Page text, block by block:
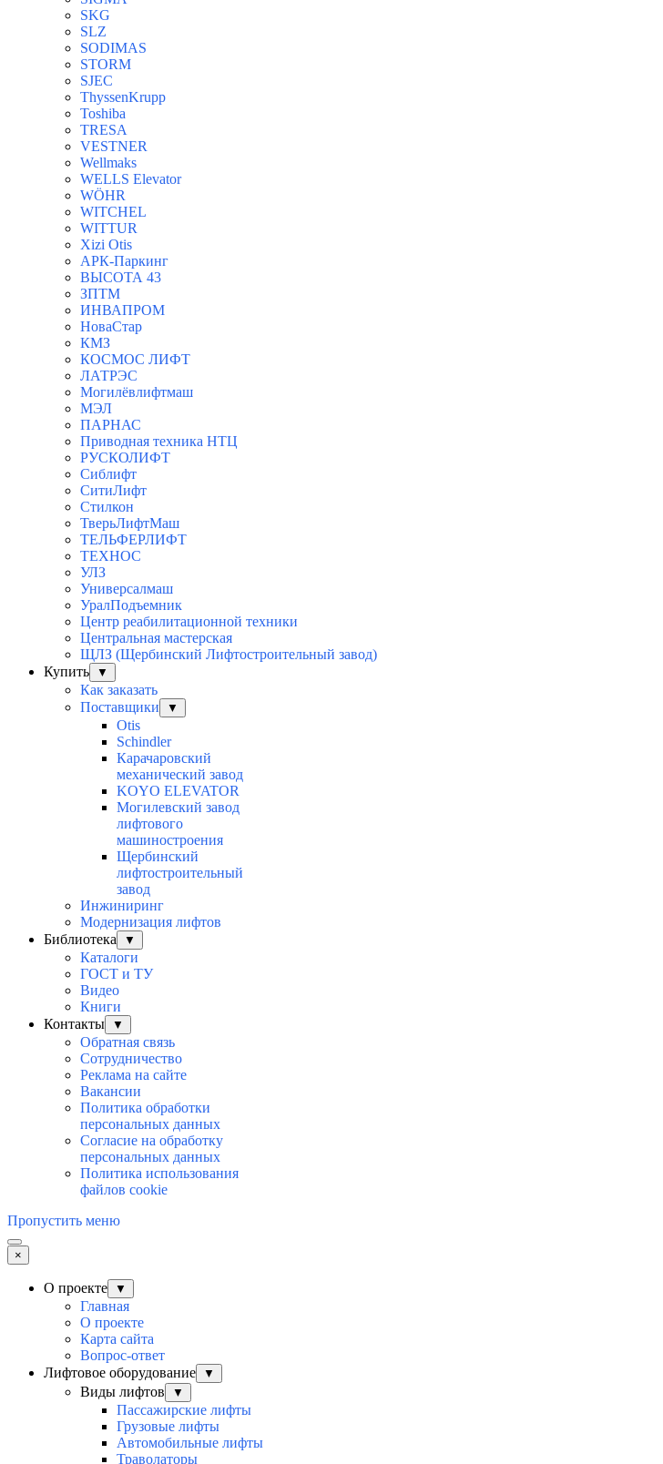
SKG
SLZ
SODIMAS
STORM
SJEC
ThyssenKrupp
Toshiba
TRESA
VESTNER
Wellmaks
WELLS Elevator
WÖHR
WITCHEL
WITTUR
Xizi Otis
АРК-Паркинг
ВЫСОТА 43
ЗПТМ
ИНВАПРОМ
НоваСтар
КМЗ
КОСМОС ЛИФТ
ЛАТРЭС
Могилёвлифтмаш
МЭЛ
ПАРНАС
Приводная техника НТЦ
РУСКОЛИФТ
Сиблифт
СитиЛифт
Стилкон
ТверьЛифтМаш
ТЕЛЬФЕРЛИФТ
ТЕХНОС
УЛЗ
Универсалмаш
УралПодъемник
Центр реабилитационной техники
Центральная мастерская
ЩЛЗ (Щербинский Лифтостроительный завод)
Купить
▼
Как заказать
Поставщики
▼
Otis
Schindler
Карачаровский
механический завод
KOYO ELEVATOR
Могилевский завод
лифтового
машиностроения
Щербинский
лифтостроительный
завод
Инжиниринг
Модернизация лифтов
Библиотека
▼
Каталоги
ГОСТ и ТУ
Видео
Книги
Контакты
▼
Обратная связь
Сотрудничество
Реклама на сайте
Вакансии
Политика обработки
персональных данных
Согласие на обработку
персональных данных
Политика использования
файлов cookie
Пропустить меню
×
О проекте ▼
Главная
О проекте
Карта сайта
Вопрос-ответ
Лифтовое оборудование
▼
Виды лифтов ▼
Пассажирские лифты
Грузовые лифты
Автомобильные лифты
Траволаторы